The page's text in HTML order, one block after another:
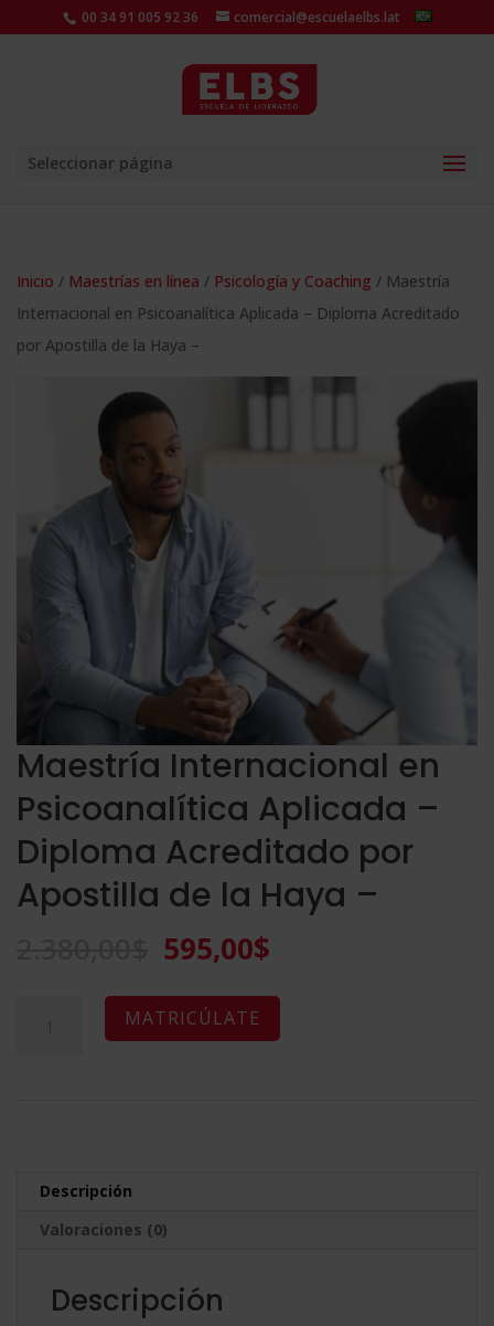
00 34 91 005 92 36 comercial@escuelaelbs.lat
Seleccionar página
Inicio / Maestrías en línea / Psicología y Coaching / Maestría
Internacional en Psicoanalítica Aplicada – Diploma Acreditado
por Apostilla de la Haya –
Maestría Internacional en
Psicoanalítica Aplicada –
Diploma Acreditado por
Apostilla de la Haya –
El
original
era:
595,00$
actual
es:
Internacional
Diploma
Acreditado
Apostilla
MATRICÚLATE
Descripción
Valoraciones (0)
Descripción